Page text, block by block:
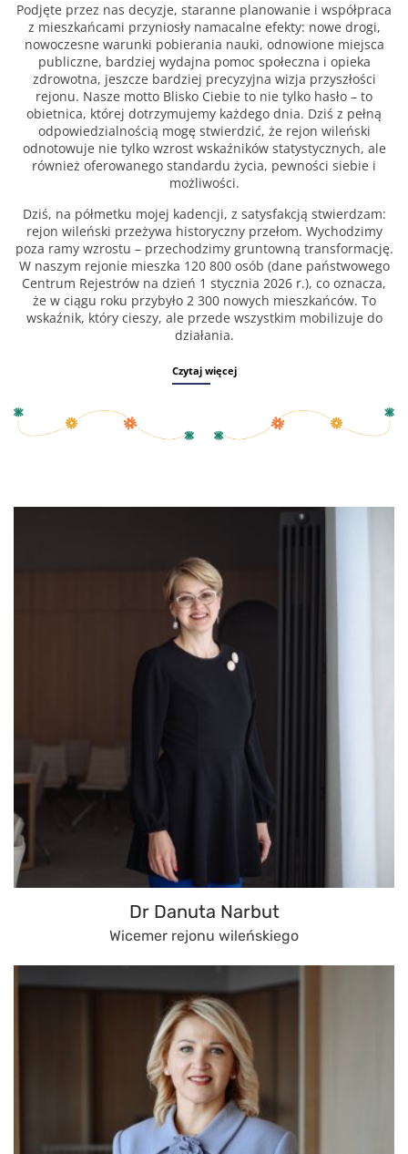
Podjęte przez nas decyzje, staranne planowanie i współpraca
z mieszkańcami przyniosły namacalne efekty: nowe drogi,
nowoczesne warunki pobierania nauki, odnowione miejsca
publiczne, bardziej wydajna pomoc społeczna i opieka
zdrowotna, jeszcze bardziej precyzyjna wizja przyszłości
rejonu. Nasze motto Blisko Ciebie to nie tylko hasło – to
obietnica, której dotrzymujemy każdego dnia. Dziś z pełną
odpowiedzialnością mogę stwierdzić, że rejon wileński
odnotowuje nie tylko wzrost wskaźników statystycznych, ale
również oferowanego standardu życia, pewności siebie i
możliwości.
Dziś, na półmetku mojej kadencji, z satysfakcją stwierdzam:
rejon wileński przeżywa historyczny przełom. Wychodzimy
poza ramy wzrostu – przechodzimy gruntowną transformację.
W naszym rejonie mieszka 120 800 osób (dane państwowego
Centrum Rejestrów na dzień 1 stycznia 2026 r.), co oznacza,
że w ciągu roku przybyło 2 300 nowych mieszkańców. To
wskaźnik, który cieszy, ale przede wszystkim mobilizuje do
działania.
Czytaj więcej
Dr Danuta Narbut
Wicemer rejonu wileńskiego